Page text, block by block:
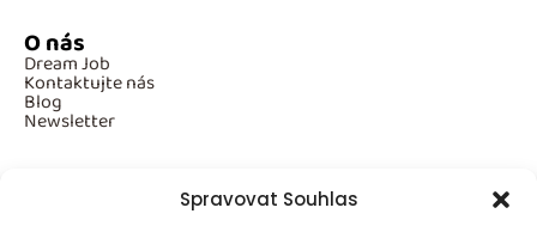
Spravovat Souhlas
O nás
Dream Job
Kontaktujte nás
Blog
Newsletter